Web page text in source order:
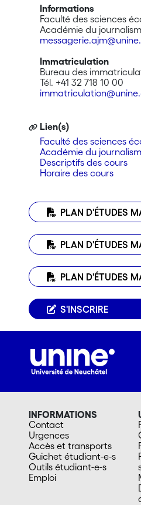
Informations
Faculté des sciences
Académie du
Immatriculation
Bureau des
Tél. +41 32 718 10 00
Lien(s)
Faculté des sciences
Académie du
Descriptifs des cours
Horaire des cours
PLAN D'ÉTUDES
PLAN D'ÉTUDES
PLAN D'ÉTUDES
S'INSCRIRE
INFORMATIONS
Contact
Urgences
Accès et transports
Guichet étudiant-e-s
Outils étudiant-e-s
Emploi